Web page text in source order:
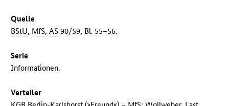
Quelle
BStU, MfS,AS 90/59, Bl. 55–56.
Serie
Informationen.
Verteiler